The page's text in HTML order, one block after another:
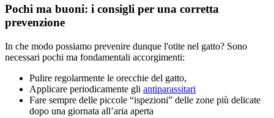
Pochi ma buoni: i consigli per una corretta
prevenzione
In che modo possiamo prevenire dunque l'otite nel gatto? Sono
necessari pochi ma fondamentali accorgimenti:
Pulire regolarmente le orecchie del gatto,
Applicare periodicamente gli antiparassitari
Fare sempre delle piccole “ispezioni” delle zone più delicate
dopo una giornata all’aria aperta